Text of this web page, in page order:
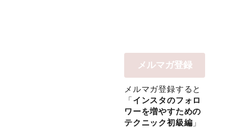
メルマガ登録
メルマガ登録すると
「 インスタのフォロ
ワーを増やすための
テクニック初級編 」